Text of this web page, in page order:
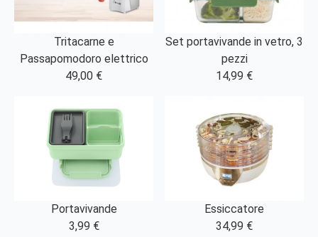
Tritacarne e
Passapomodoro elettrico
49,00 €
Set portavivande in vetro, 3
pezzi
14,99 €
Portavivande
3,99 €
Essiccatore
34,99 €